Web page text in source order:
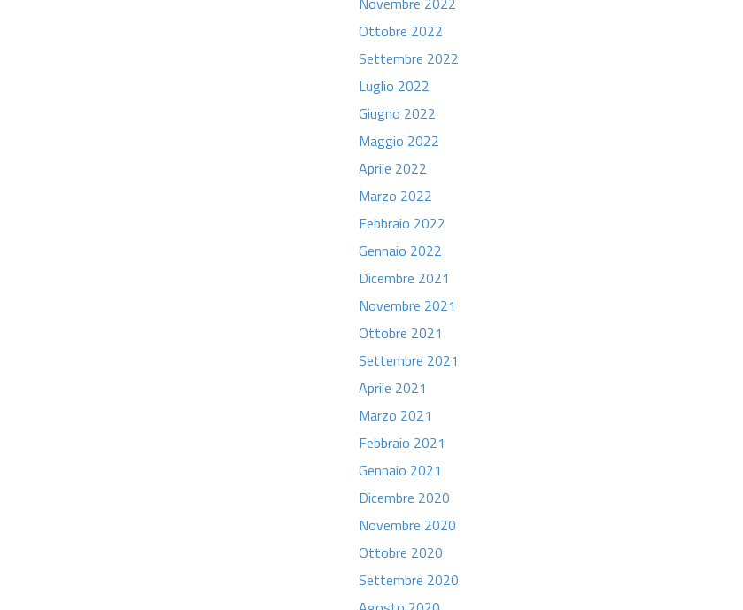
Ottobre 2022
Settembre 2022
Luglio 2022
Giugno 2022
Maggio 2022
Aprile 2022
Marzo 2022
Febbraio 2022
Gennaio 2022
Dicembre 2021
Novembre 2021
Ottobre 2021
Settembre 2021
Aprile 2021
Marzo 2021
Febbraio 2021
Gennaio 2021
Dicembre 2020
Novembre 2020
Ottobre 2020
Settembre 2020